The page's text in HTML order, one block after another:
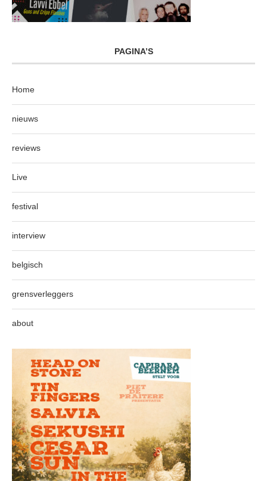
PAGINA’S
Home
nieuws
reviews
Live
festival
interview
belgisch
grensverleggers
about